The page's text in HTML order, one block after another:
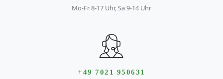
Mo-Fr 8-17 Uhr, Sa 9-14 Uhr
+49 7021 950631